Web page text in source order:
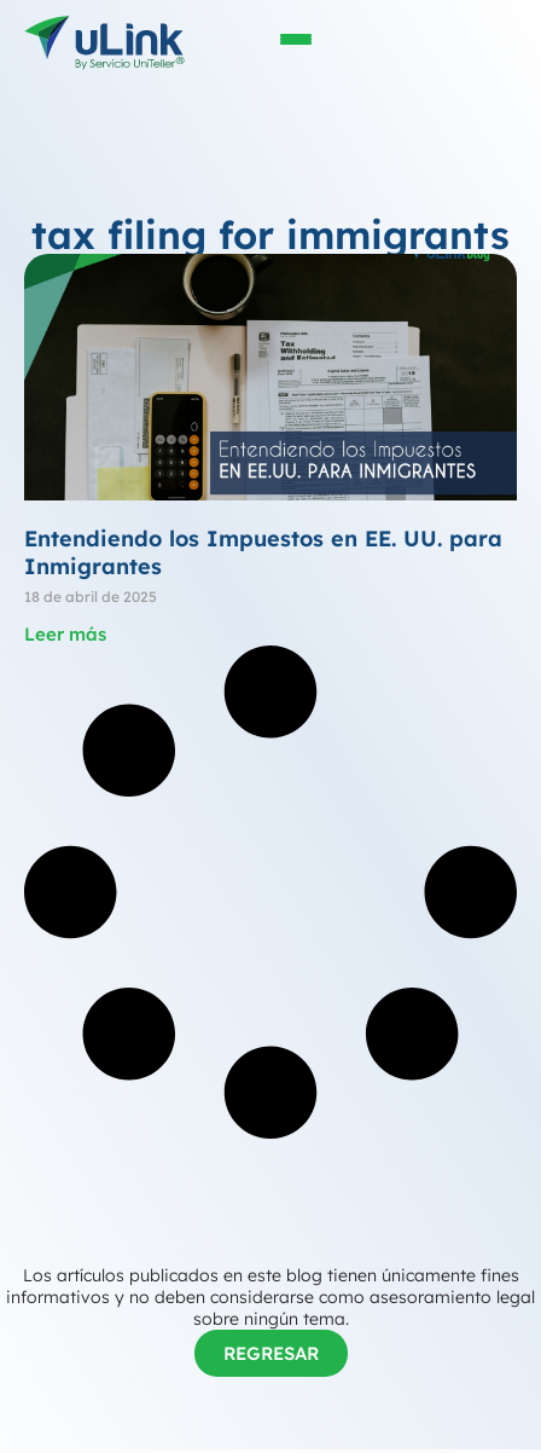
tax filing for immigrants
Entendiendo los Impuestos en EE. UU. para
Inmigrantes
18 de abril de 2025
Leer más
Los artículos publicados en este blog tienen únicamente fines
informativos y no deben considerarse como asesoramiento legal
sobre ningún tema.
REGRESAR